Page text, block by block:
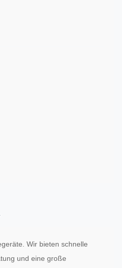
Wir bieten schnelle
und eine große